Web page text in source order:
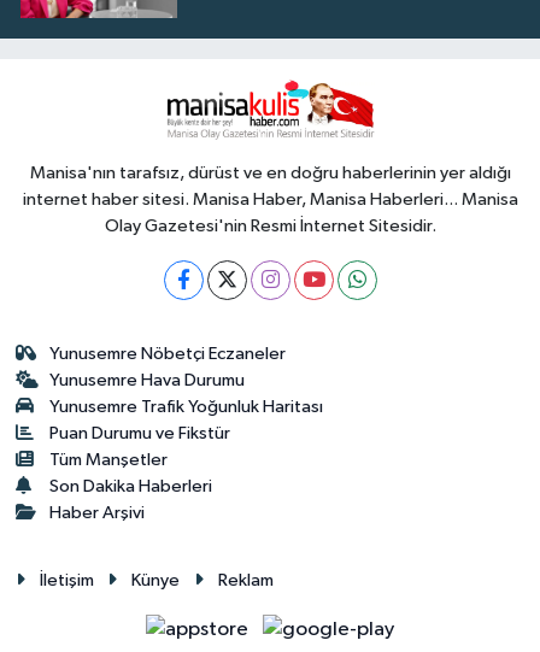
Manisa'nın tarafsız, dürüst ve en doğru haberlerinin yer aldığı
internet haber sitesi. Manisa Haber, Manisa Haberleri... Manisa
Olay Gazetesi'nin Resmi İnternet Sitesidir.
Yunusemre Nöbetçi Eczaneler
Yunusemre Hava Durumu
Yunusemre Trafik Yoğunluk Haritası
Puan Durumu ve Fikstür
Tüm Manşetler
Son Dakika Haberleri
Haber Arşivi
İletişim Künye Reklam